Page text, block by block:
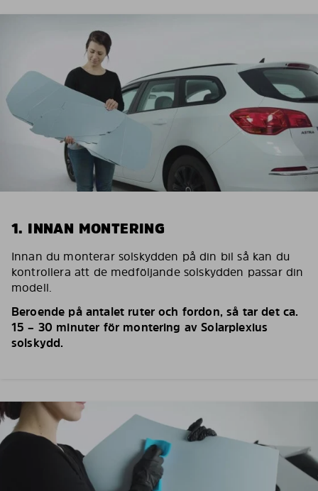
1. INNAN MONTERING
Innan du monterar solskydden på din bil så kan du
kontrollera att de medföljande solskydden passar din
modell.
Beroende på antalet ruter och fordon, så tar det ca.
15 – 30 minuter för montering av Solarplexius
solskydd.